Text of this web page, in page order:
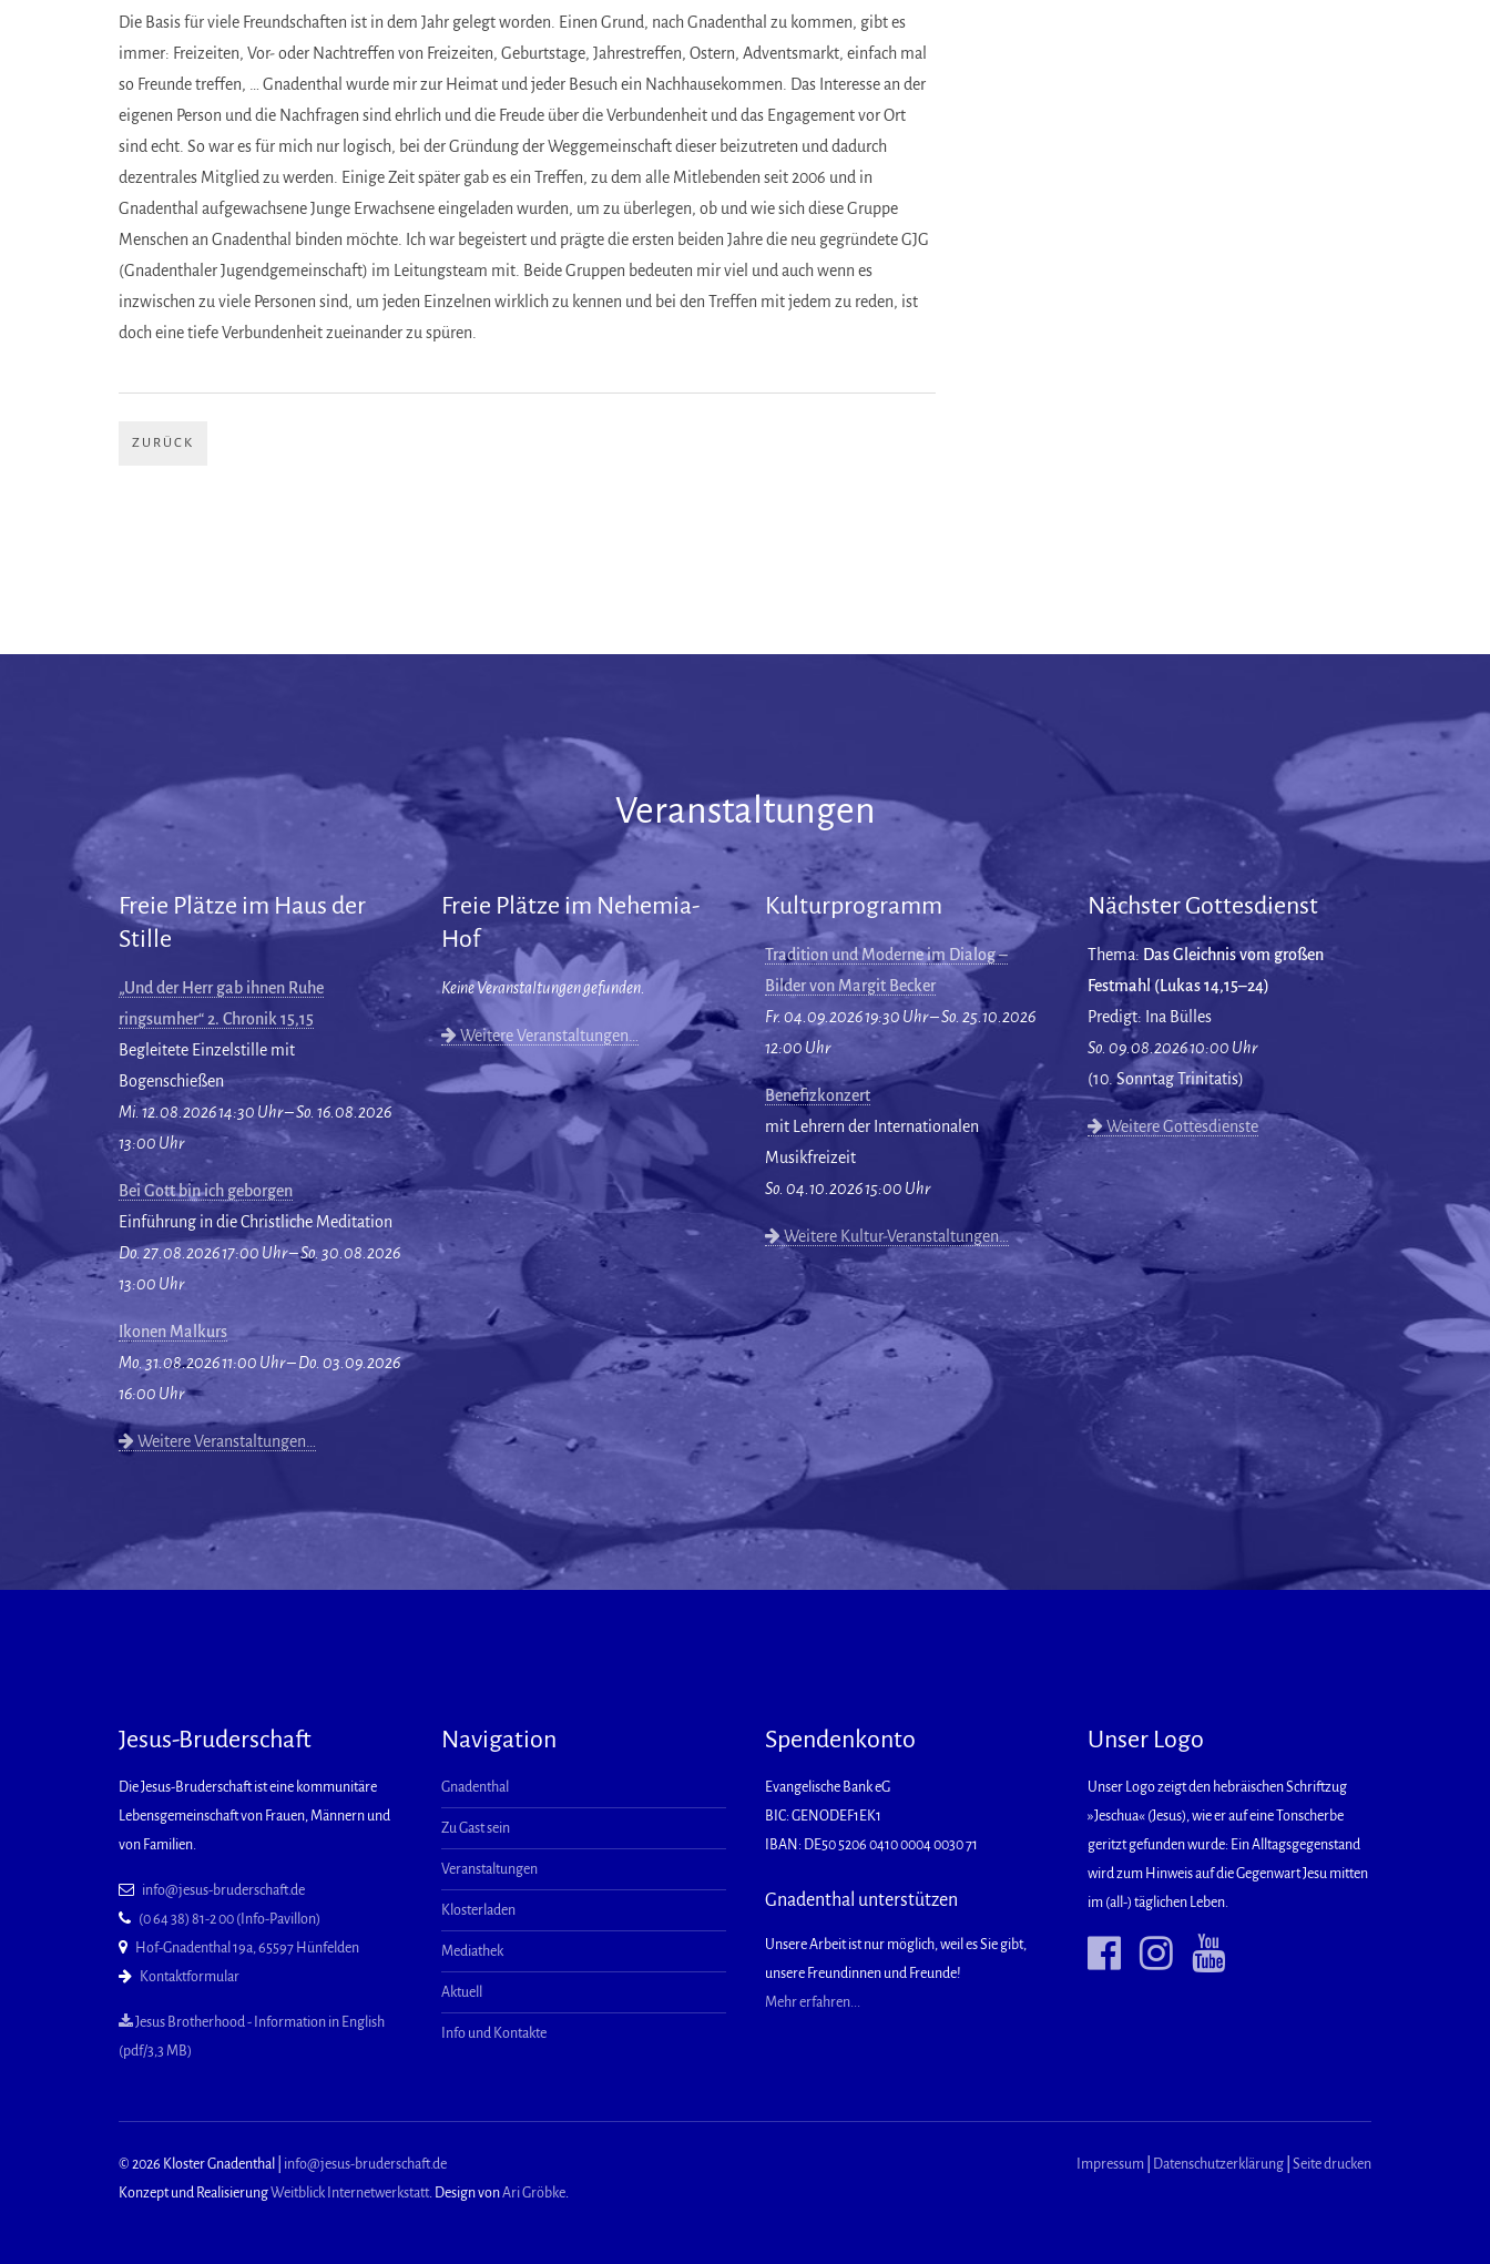
Die Basis für viele Freundschaften ist in dem Jahr gelegt worden. Einen Grund, nach Gnadenthal zu kommen, gibt es
immer: Freizeiten, Vor- oder Nachtreffen von Freizeiten, Geburtstage, Jahrestreffen, Ostern, Adventsmarkt, einfach mal
so Freunde treffen, … Gnadenthal wurde mir zur Heimat und jeder Besuch ein Nachhausekommen. Das Interesse an der
eigenen Person und die Nachfragen sind ehrlich und die Freude über die Verbundenheit und das Engagement vor Ort
sind echt. So war es für mich nur logisch, bei der Gründung der Weggemeinschaft dieser beizutreten und dadurch
dezentrales Mitglied zu werden. Einige Zeit später gab es ein Treffen, zu dem alle Mitlebenden seit 2006 und in
Gnadenthal aufgewachsene Junge Erwachsene eingeladen wurden, um zu überlegen, ob und wie sich diese Gruppe
Menschen an Gnadenthal binden möchte. Ich war begeistert und prägte die ersten beiden Jahre die neu gegründeteGJG
(Gnadenthaler Jugendgemeinschaft) im Leitungsteam mit. Beide Gruppen bedeuten mir viel und auch wenn es
inzwischen zu viele Personen sind, um jeden Einzelnen wirklich zu kennen und bei den Treffen mit jedem zu reden, ist
doch eine tiefe Verbundenheit zueinander zu spüren.
ZURÜCK
Veranstaltungen
Freie Plätze im Haus der
Stille
„Und der Herr gab ihnen Ruhe
ringsumher“ 2. Chronik 15,15
Begleitete Einzelstille mit
Bogenschießen
Mi. 12.08.2026 14:30 Uhr – So. 16.08.2026
13:00 Uhr
Bei Gott bin ich geborgen
Einführung in die Christliche Meditation
Do. 27.08.2026 17:00 Uhr – So. 30.08.2026
13:00 Uhr
Ikonen Malkurs
Mo. 31.08.2026 11:00 Uhr – Do. 03.09.2026
16:00 Uhr
Weitere Veranstaltungen…
Freie Plätze im Nehemia-
Hof
Keine Veranstaltungen gefunden.
Weitere Veranstaltungen…
Kulturprogramm
Tradition und Moderne im Dialog –
Bilder von Margit Becker
Fr. 04.09.2026 19:30 Uhr – So. 25.10.2026
12:00 Uhr
Benefizkonzert
mit Lehrern der Internationalen
Musikfreizeit
So. 04.10.2026 15:00 Uhr
Weitere Kultur-Veranstaltungen…
Nächster Gottesdienst
Thema: Das Gleichnis vom großen
Festmahl (Lukas 14,15–24)
Predigt: Ina Bülles
So. 09.08.2026 10:00 Uhr
(10. Sonntag Trinitatis)
Weitere Gottesdienste
Jesus-Bruderschaft
Die Jesus-Bruderschaft ist eine kommunitäre
Lebensgemeinschaft von Frauen, Männern und
von Familien.
info@jesus-bruderschaft.de
(0 64 38) 81-2 00 (Info-Pavillon)
Hof-Gnadenthal 19a, 65597 Hünfelden
Kontaktformular
Jesus Brotherhood - Information in English
(pdf/3,3 MB)
Navigation
Gnadenthal
Zu Gast sein
Veranstaltungen
Klosterladen
Mediathek
Aktuell
Info und Kontakte
Spendenkonto
Evangelische Bank eG
BIC: GENODEF1EK1
IBAN: DE50 5206 0410 0004 0030 71
Gnadenthal unterstützen
Unsere Arbeit ist nur möglich, weil es Sie gibt,
unsere Freundinnen und Freunde!
Mehr erfahren...
Unser Logo
Unser Logo zeigt den hebräischen Schriftzug
»Jeschua« (Jesus), wie er auf eine Tonscherbe
geritzt gefunden wurde: Ein Alltagsgegenstand
wird zum Hinweis auf die Gegenwart Jesu mitten
im (all-) täglichen Leben.
Impressum Datenschutzerklärung Seite drucken
© 2026 Kloster Gnadenthal | info@jesus-bruderschaft.de
Konzept und RealisierungWeitblick Internetwerkstatt. Design vonAri Gröbke.